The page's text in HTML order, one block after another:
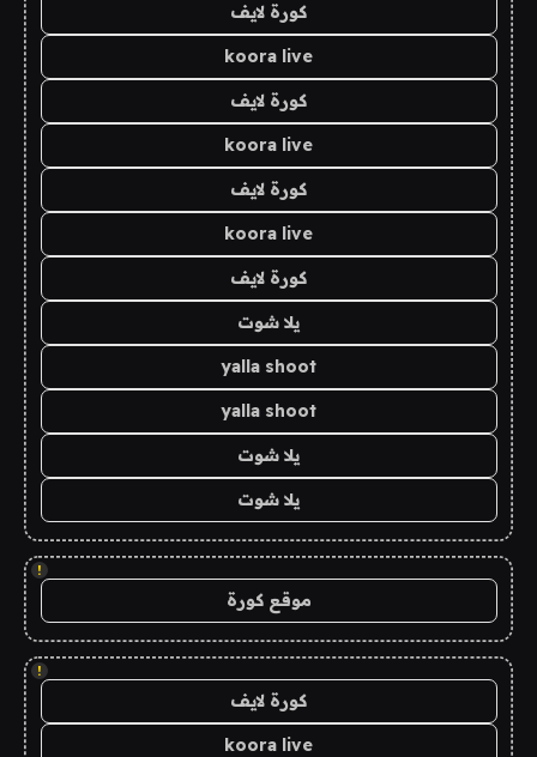
كورة لايف
koora live
كورة لايف
koora live
كورة لايف
koora live
كورة لايف
يلا شوت
yalla shoot
yalla shoot
يلا شوت
يلا شوت
!
موقع كورة
!
كورة لايف
koora live